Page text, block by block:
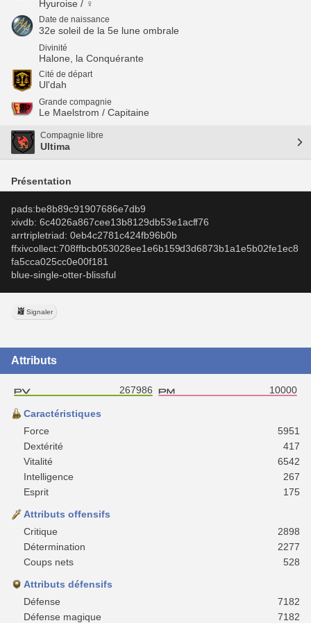
Hyuroise / ♀
Date de naissance
32e soleil de la 5e lune ombrale
Divinité
Halone, la Conquérante
Cité de départ
Ul'dah
Grande compagnie
Le Maelstrom / Capitaine
Compagnie libre
Ultima
Présentation
pads:be8b89c91907686e7db9
xivdb: 6c4026a867cee13b8129db53e1acff76
arrtripletriad: 0eb4c2781c424fb96b0b
ffxivcollect:708ffbcb053028ee1e6b159d3d6873b1a1e5b02fe1ec8
fa5cca025cc0e00f181
blue-single-otter-blissful
Signaler
Attributs
267986 10000
Caractéristiques
Force
5951
Dextérité
417
Vitalité
6542
Intelligence
267
Esprit
175
Attributs offensifs
Critique
2898
Détermination
2277
Coups nets
528
Attributs défensifs
Défense
7182
Défense magique
7182